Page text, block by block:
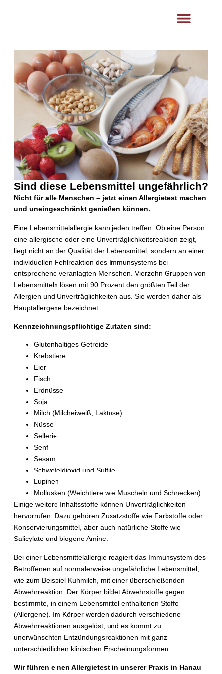
Sind diese Lebensmittel ungefährlich?
Nicht für alle Menschen – jetzt einen Allergietest machen
und uneingeschränkt genießen können.
Eine Lebensmittelallergie kann jeden treffen. Ob eine Person
eine allergische oder eine Unverträglichkeitsreaktion zeigt,
liegt nicht an der Qualität der Lebensmittel, sondern an einer
individuellen Fehlreaktion des Immunsystems bei
entsprechend veranlagten Menschen. Vierzehn Gruppen von
Lebensmitteln lösen mit 90 Prozent den größten Teil der
Allergien und Unverträglichkeiten aus. Sie werden daher als
Hauptallergene bezeichnet.
Kennzeichnungspflichtige Zutaten sind:
Glutenhaltiges Getreide
Krebstiere
Eier
Fisch
Erdnüsse
Soja
Milch (Milcheiweiß, Laktose)
Nüsse
Sellerie
Senf
Sesam
Schwefeldioxid und Sulfite
Lupinen
Mollusken (Weichtiere wie Muscheln und Schnecken)
Einige weitere Inhaltsstoffe können Unverträglichkeiten
hervorrufen. Dazu gehören Zusatzstoffe wie Farbstoffe oder
Konservierungsmittel, aber auch natürliche Stoffe wie
Salicylate und biogene Amine.
Bei einer Lebensmittelallergie reagiert das Immunsystem des
Betroffenen auf normalerweise ungefährliche Lebensmittel,
wie zum Beispiel Kuhmilch, mit einer überschießenden
Abwehrreaktion. Der Körper bildet Abwehrstoffe gegen
bestimmte, in einem Lebensmittel enthaltenen Stoffe
(Allergene). Im Körper werden dadurch verschiedene
Abwehrreaktionen ausgelöst, und es kommt zu
unerwünschten Entzündungsreaktionen mit ganz
unterschiedlichen klinischen Erscheinungsformen.
Wir führen einen Allergietest in unserer Praxis in Hanau